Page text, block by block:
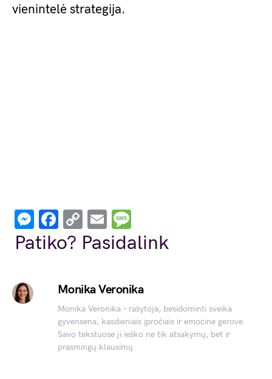
vienintelė strategija.
Messenger
Facebook
Copy
Link
Email
Patiko? Pasidalink
Monika Veronika
Monika Veronika – rašytoja, besidominti sveika
gyvensena, kasdieniais įpročiais ir emocine gerove.
Savo tekstuose ji ieško ne tik atsakymų, bet ir
prasmingų klausimų.